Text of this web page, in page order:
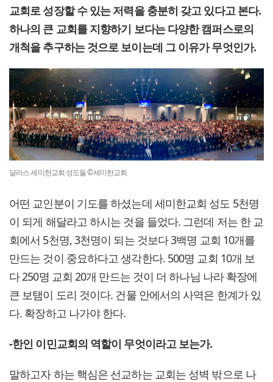
교회로 성장할 수 있는 저력을 충분히 갖고 있다고 본다.
하나의 큰 교회를 지향하기 보다는 다양한 캠퍼스로의
개척을 추구하는 것으로 보이는데 그 이유가 무엇인가.
달라스 세미한교회 성도들 ©세미한교회
어떤 교인분이 기도를 하셨는데 세미한교회 성도 5천명
이 되게 해달라고 하시는 것을 들었다. 그런데 저는 한 교
회에서 5천명, 3천명이 되는 것보다 3백명 교회 10개를
만드는 것이 중요하다고 생각한다. 500명 교회 10개 보
다 250명 교회 20개 만드는 것이 더 하나님 나라 확장에
큰 보탬이 도리 것이다. 건물 안에서의 사역은 한계가 있
다. 확장하고 나가야 한다.
-한인 이민교회의 역할이 무엇이라고 보는가.
말하고자 하는 핵심은 선교하는 교회는 성벽 밖으로 나